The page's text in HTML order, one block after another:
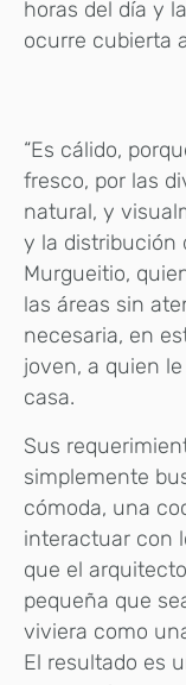
horas del día y
ocurre cubierta
“Es cálido,
fresco, por las
natural, y
y la distribución
Murgueitio,
las áreas sin
necesaria, en
joven, a quien
casa.
Sus
simplemente
cómoda, una
interactuar con
que el
pequeña que
viviera como
El resultado es